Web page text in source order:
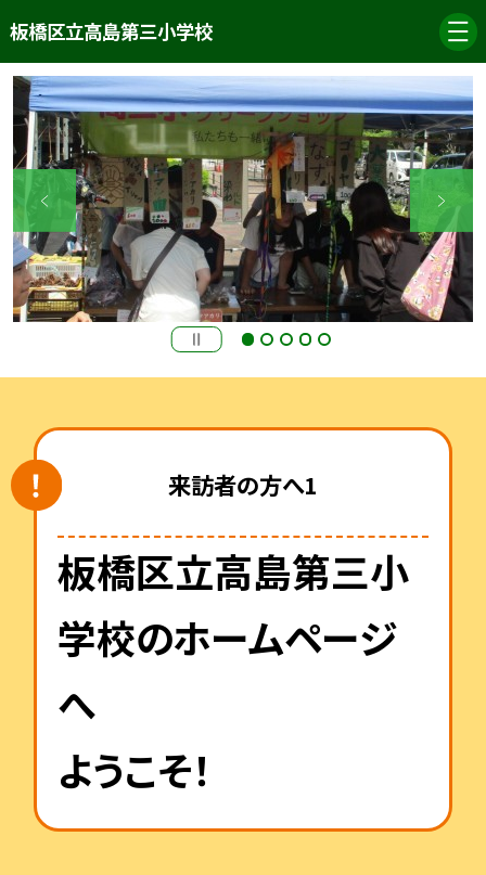
板橋区立高島第三小学校
来訪者の方へ1
板橋区立高島第三小
学校のホームページ
へ
ようこそ！